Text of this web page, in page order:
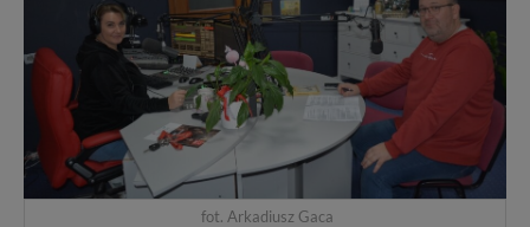
fot. Arkadiusz Gaca